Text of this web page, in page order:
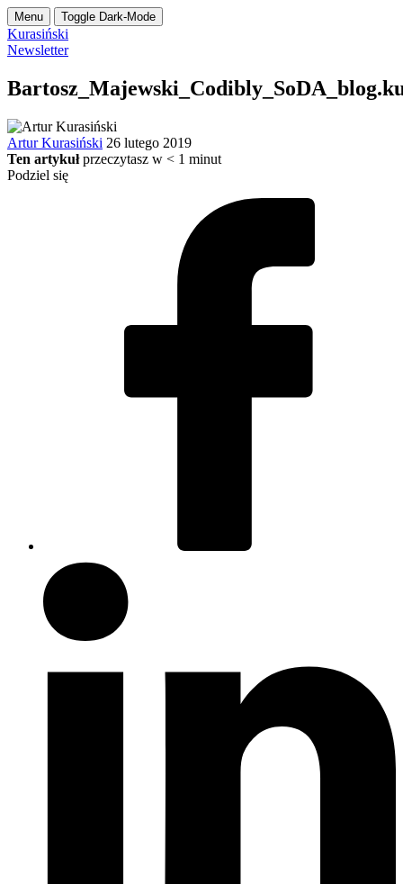
Menu Toggle Dark-Mode
Kurasiński
Newsletter
Artur Kurasiński 26 lutego 2019
Ten artykuł przeczytasz w < 1 minut
Podziel się